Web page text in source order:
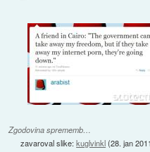
Zgodovina sprememb…
zavaroval slike:kuglvinkl(28. jan